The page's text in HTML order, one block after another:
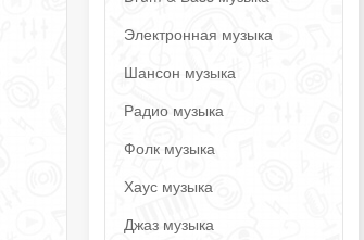
Электронная музыка
Шансон музыка
Радио музыка
Фолк музыка
Хаус музыка
Джаз музыка